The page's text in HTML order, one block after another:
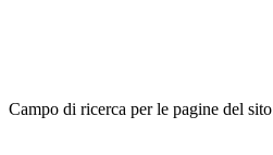
Campo di ricerca per le pagine del sito